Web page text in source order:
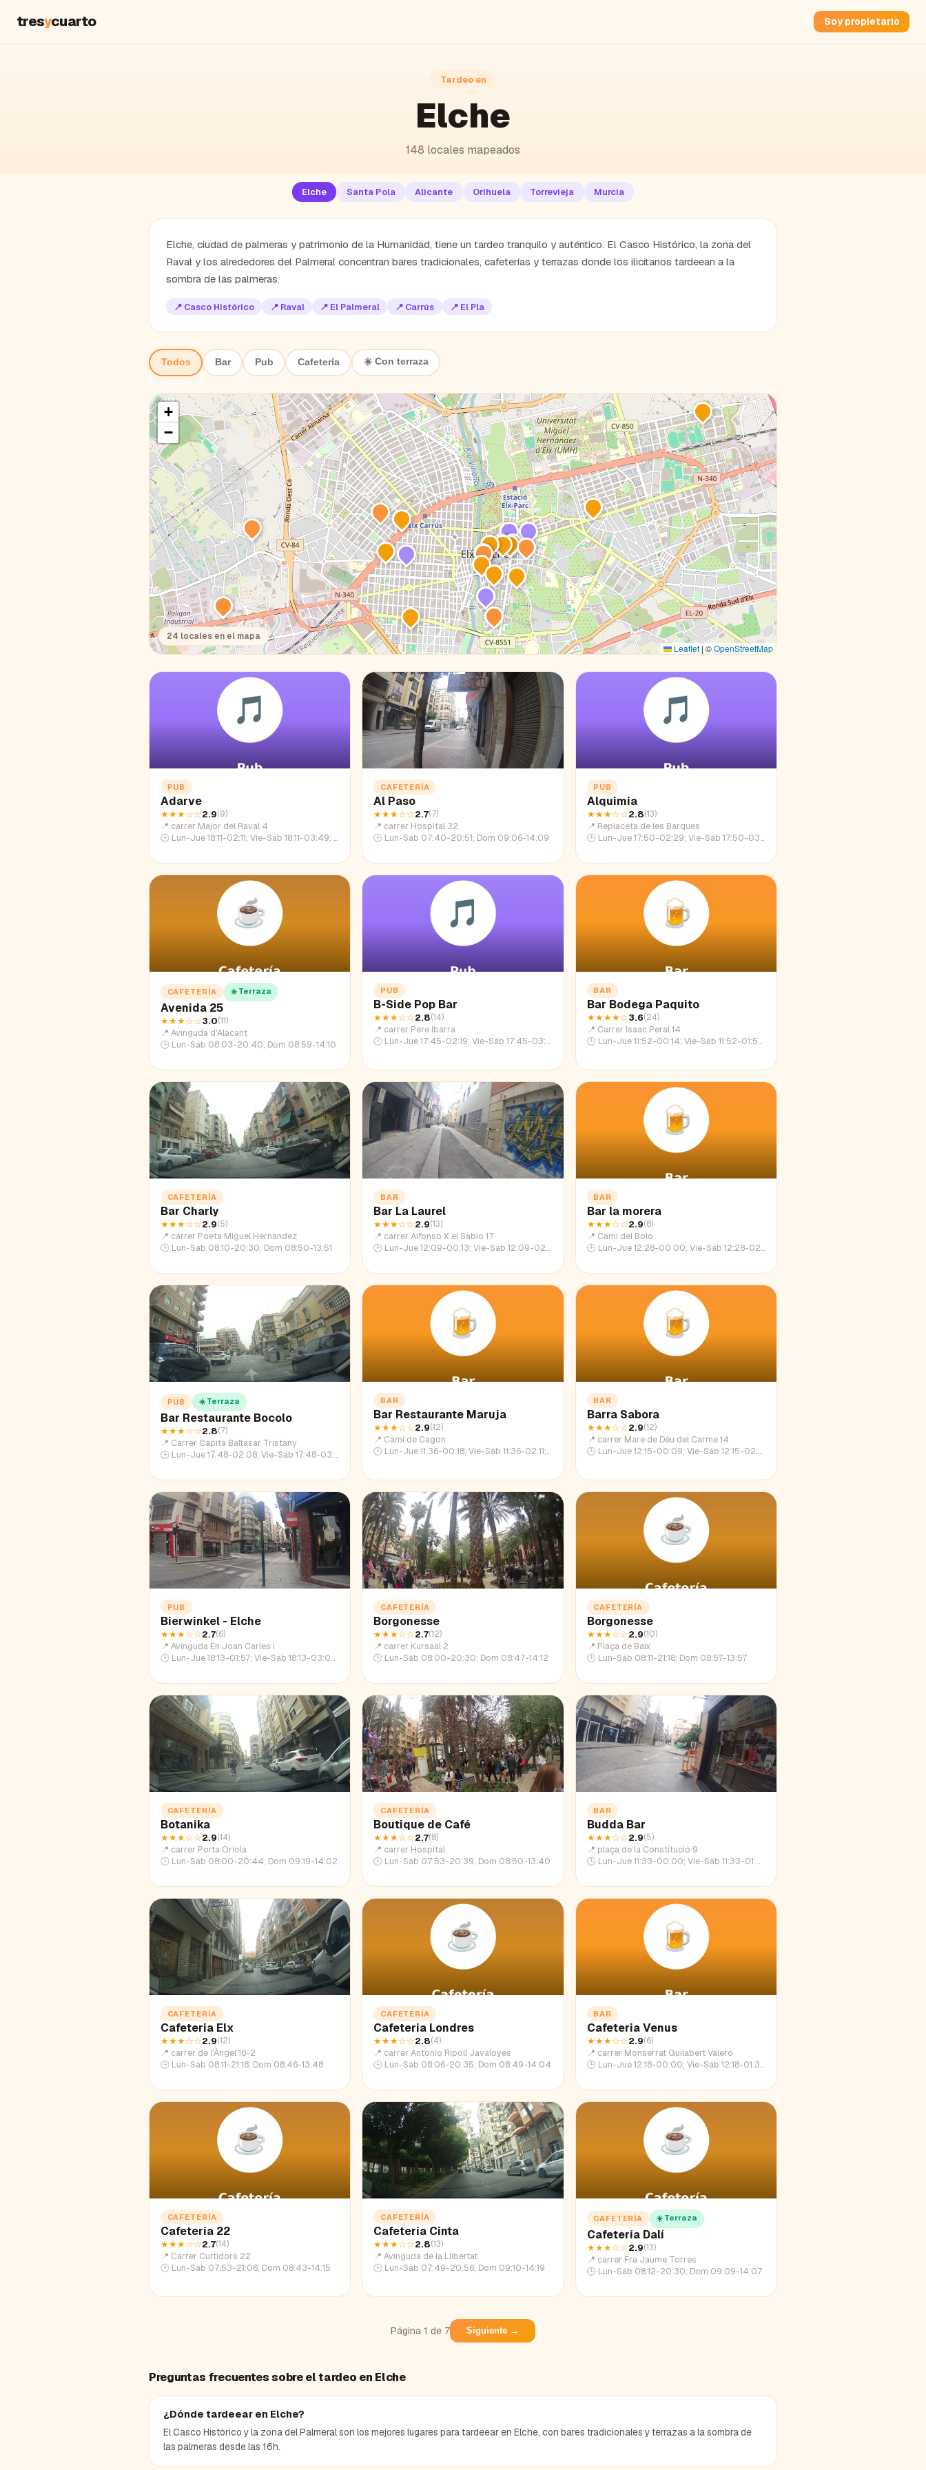
tresycuarto Soy propietario
Tardeo en
Elche
148 locales mapeados
Elche Santa Pola Alicante Orihuela Torrevieja Murcia
Elche, ciudad de palmeras y patrimonio de la Humanidad, tiene un tardeo tranquilo y auténtico. El Casco Histórico, la zona del
Raval y los alrededores del Palmeral concentran bares tradicionales, cafeterías y terrazas donde los ilicitanos tardeean a la
sombra de las palmeras.
📍 Casco Histórico 📍 Raval 📍 El Palmeral 📍 Carrús 📍 El Pla
Todos Bar Pub Cafetería ☀️ Con terraza
+
−
Leaflet |©OpenStreetMap
24 locales en el mapa
PUB
Adarve
★★★☆☆2.9(9)
📍 carrer Major del Raval 4
🕒 Lun-Jue 18:11-02:11; Vie-Sáb 18:11-03:49; Dom 18:11-00:43
CAFETERÍA
Al Paso
★★★☆☆2.7(7)
📍 carrer Hospital 32
🕒 Lun-Sáb 07:40-20:51; Dom 09:06-14:09
PUB
Alquimia
★★★☆☆2.8(13)
📍 Replaceta de les Barques
🕒 Lun-Jue 17:50-02:29; Vie-Sáb 17:50-03:30; Dom 17:50-01:00
CAFETERÍA ☀️ Terraza
Avenida 25
★★★☆☆3.0(11)
📍 Avinguda d'Alacant
🕒 Lun-Sáb 08:03-20:40; Dom 08:59-14:10
PUB
B-Side Pop Bar
★★★☆☆2.8(14)
📍 carrer Pere Ibarra
🕒 Lun-Jue 17:45-02:19; Vie-Sáb 17:45-03:45; Dom 17:45-00:55
BAR
Bar Bodega Paquito
★★★★☆3.6(24)
📍 Carrer Isaac Peral 14
🕒 Lun-Jue 11:52-00:14; Vie-Sáb 11:52-01:54; Dom 11:52-23:01
CAFETERÍA
Bar Charly
★★★☆☆2.9(5)
📍 carrer Poeta Miguel Hernàndez
🕒 Lun-Sáb 08:10-20:30; Dom 08:50-13:51
BAR
Bar La Laurel
★★★☆☆2.9(13)
📍 carrer Alfonso X el Sabio 17
🕒 Lun-Jue 12:09-00:13; Vie-Sáb 12:09-02:13; Dom 12:09-22:54
BAR
Bar la morera
★★★☆☆2.9(8)
📍 Camí del Bolo
🕒 Lun-Jue 12:28-00:00; Vie-Sáb 12:28-02:00; Dom 12:28-22:46
PUB ☀️ Terraza
Bar Restaurante Bocolo
★★★☆☆2.8(7)
📍 Carrer Capità Baltasar Tristany
🕒 Lun-Jue 17:48-02:08; Vie-Sáb 17:48-03:40; Dom 17:48-01:19
BAR
Bar Restaurante Maruja
★★★☆☆2.9(12)
📍 Camí de Cagon
🕒 Lun-Jue 11:36-00:18; Vie-Sáb 11:36-02:11; Dom 11:36-23:11
BAR
Barra Sabora
★★★☆☆2.9(12)
📍 carrer Mare de Déu del Carme 14
🕒 Lun-Jue 12:15-00:09; Vie-Sáb 12:15-02:23; Dom 12:15-22:38
PUB
Bierwinkel - Elche
★★★☆☆2.7(6)
📍 Avinguda En Joan Carles I
🕒 Lun-Jue 18:13-01:57; Vie-Sáb 18:13-03:00; Dom 18:13-01:07
CAFETERÍA
Borgonesse
★★★☆☆2.7(12)
📍 carrer Kursaal 2
🕒 Lun-Sáb 08:00-20:30; Dom 08:47-14:12
CAFETERÍA
Borgonesse
★★★☆☆2.9(10)
📍 Plaça de Baix
🕒 Lun-Sáb 08:11-21:18; Dom 08:57-13:57
CAFETERÍA
Botanika
★★★☆☆2.9(14)
📍 carrer Porta Oriola
🕒 Lun-Sáb 08:00-20:44; Dom 09:19-14:02
CAFETERÍA
Boutique de Café
★★★☆☆2.7(8)
📍 carrer Hospital
🕒 Lun-Sáb 07:53-20:39; Dom 08:50-13:40
BAR
Budda Bar
★★★☆☆2.9(5)
📍 plaça de la Constitució 9
🕒 Lun-Jue 11:33-00:00; Vie-Sáb 11:33-01:39; Dom 11:33-23:18
CAFETERÍA
Cafeteria Elx
★★★☆☆2.9(12)
📍 carrer de l'Àngel 16-2
🕒 Lun-Sáb 08:11-21:18; Dom 08:46-13:48
CAFETERÍA
Cafeteria Londres
★★★☆☆2.8(4)
📍 carrer Antonio Ripoll Javaloyes
🕒 Lun-Sáb 08:06-20:35; Dom 08:49-14:04
BAR
Cafeteria Venus
★★★☆☆2.9(6)
📍 carrer Monserrat Guilabert Valero
🕒 Lun-Jue 12:18-00:00; Vie-Sáb 12:18-01:33; Dom 12:18-22:33
CAFETERÍA
Cafetería 22
★★★☆☆2.7(14)
📍 Carrer Curtidors 22
🕒 Lun-Sáb 07:53-21:06; Dom 08:43-14:15
CAFETERÍA
Cafetería Cinta
★★★☆☆2.8(13)
📍Avinguda de la Llibertat
🕒 Lun-Sáb 07:49-20:56; Dom 09:10-14:19
CAFETERÍA ☀️ Terraza
Cafetería Dalí
★★★☆☆2.9(13)
📍 carrer Fra Jaume Torres
🕒 Lun-Sáb 08:12-20:30; Dom 09:09-14:07
Página 1 de 7 Siguiente →
Preguntas frecuentes sobre el tardeo en Elche
¿Dónde tardeear en Elche?
El Casco Histórico y la zona del Palmeral son los mejores lugares para tardeear en Elche, con bares tradicionales y terrazas a la sombra de
las palmeras desde las 16h.